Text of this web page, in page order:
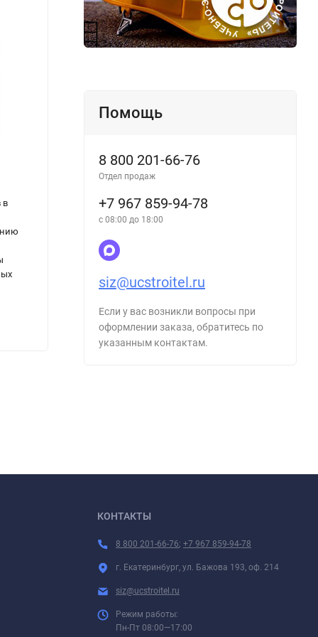
в
ОСТ 153-39.3-052-2003 Техническая
эксплуатация газораспределительных
пункты. Склады бытовых баллонов.
Автозаправочные станции
Помощь
8 800 201-66-76
Отдел продаж
+7 967 859-94-78
с 08:00 до 18:00
siz@ucstroitel.ru
Если у вас возникли вопросы при
оформлении заказа, обратитесь по
указанным контактам.
КОНТАКТЫ
8 800 201-66-76; +7 967 859-94-78
г. Екатеринбург, ул. Бажова 193, оф. 214
siz@ucstroitel.ru
Режим работы:
Пн-Пт 08:00—17:00